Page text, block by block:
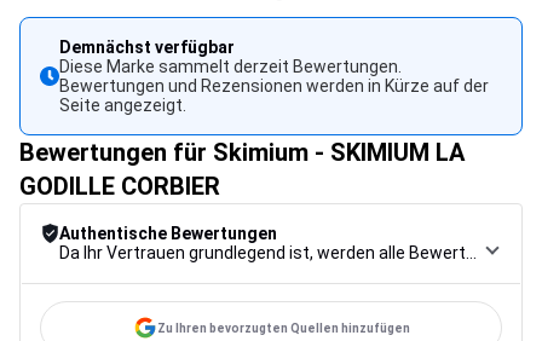
Demnächst verfügbar
Diese Marke sammelt derzeit Bewertungen.
Bewertungen und Rezensionen werden in Kürze auf der
Seite angezeigt.
Bewertungen für Skimium - SKIMIUM LA
GODILLE CORBIER
Authentische Bewertungen
Zu Ihren bevorzugten Quellen hinzufügen